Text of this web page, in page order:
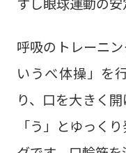
すし眼球運動の安
呼吸のトレーニ
いうべ体操」を
り、口を大きく
「う」とゆっく